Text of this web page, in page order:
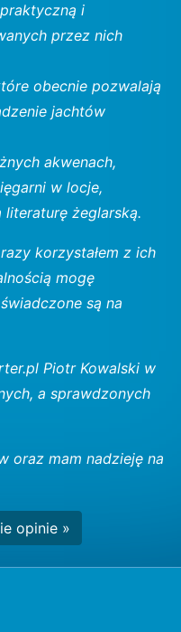
i
przez nich
obecnie pozwalają
jachtów
akwenach,
w locje,
żeglarską.
korzystałem z ich
mogę
są na
Piotr Kowalski w
a sprawdzonych
oraz mam nadzieję na
opinie »